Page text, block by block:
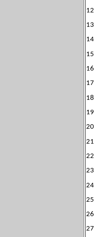
12
13
14
15
16
17
18
19
20
21
22
23
24
25
26
27